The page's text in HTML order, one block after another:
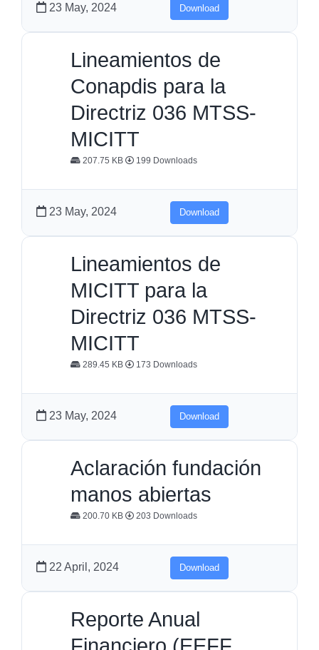
23 May, 2024 Download
Lineamientos de
Conapdis para la
Directriz 036 MTSS-
MICITT
207.75 KB 199 Downloads
23 May, 2024 Download
Lineamientos de
MICITT para la
Directriz 036 MTSS-
MICITT
289.45 KB 173 Downloads
23 May, 2024 Download
Aclaración fundación
manos abiertas
200.70 KB 203 Downloads
22 April, 2024 Download
Reporte Anual